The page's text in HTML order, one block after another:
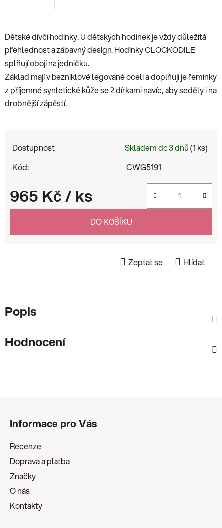
Dětské dívčí hodinky. U dětských hodinek je vždy důležitá
přehlednost a zábavný design. Hodinky CLOCKODILE
splňují obojí na jedničku.
Základ mají v bezniklové legované oceli a doplňují je řemínky
z příjemné syntetické kůže se 2 dírkami navíc, aby seděly i na
drobnější zápěstí.
Dostupnost Skladem do 3 dnů(1 ks)
Kód:
CWG5191
965 Kč/ ks
Měrná cena:
DO KOŠÍKU
Zeptat se Hlídat
Popis
Hodnocení
Informace pro Vás
Recenze
Doprava a platba
Značky
O nás
Kontakty